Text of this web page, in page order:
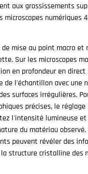
aux grossissements
microscopes numériques
mise au point macro et
Sur les microscopes
en profondeur en direct
de l'échantillon avec une
surfaces irrégulières.
précises, le
l'intensité lumineuse
du matériau observé.
peuvent révéler des
structure cristalline des